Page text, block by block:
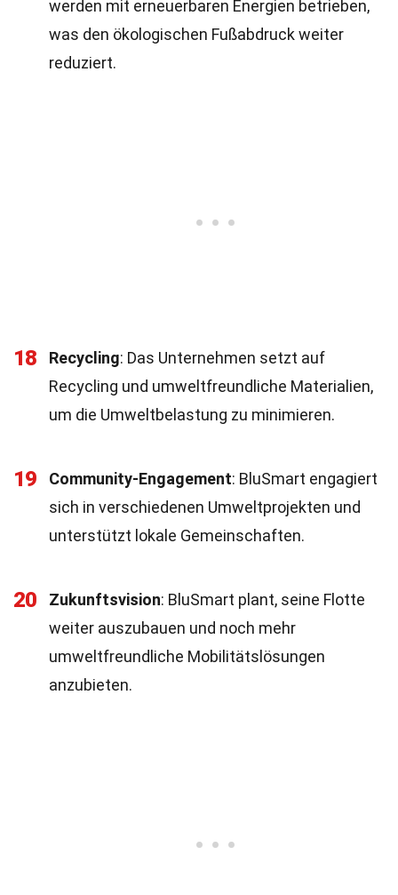
werden mit erneuerbaren Energien betrieben,
was den ökologischen Fußabdruck weiter
reduziert.
18 Recycling: Das Unternehmen setzt auf
Recycling und umweltfreundliche Materialien,
um die Umweltbelastung zu minimieren.
19 Community-Engagement: BluSmart engagiert
sich in verschiedenen Umweltprojekten und
unterstützt lokale Gemeinschaften.
20 Zukunftsvision: BluSmart plant, seine Flotte
weiter auszubauen und noch mehr
umweltfreundliche Mobilitätslösungen
anzubieten.